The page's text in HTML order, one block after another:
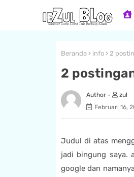
Beranda info 2
2
zul
Februari 16,
Judul di atas
jadi bingung saya.
google dan